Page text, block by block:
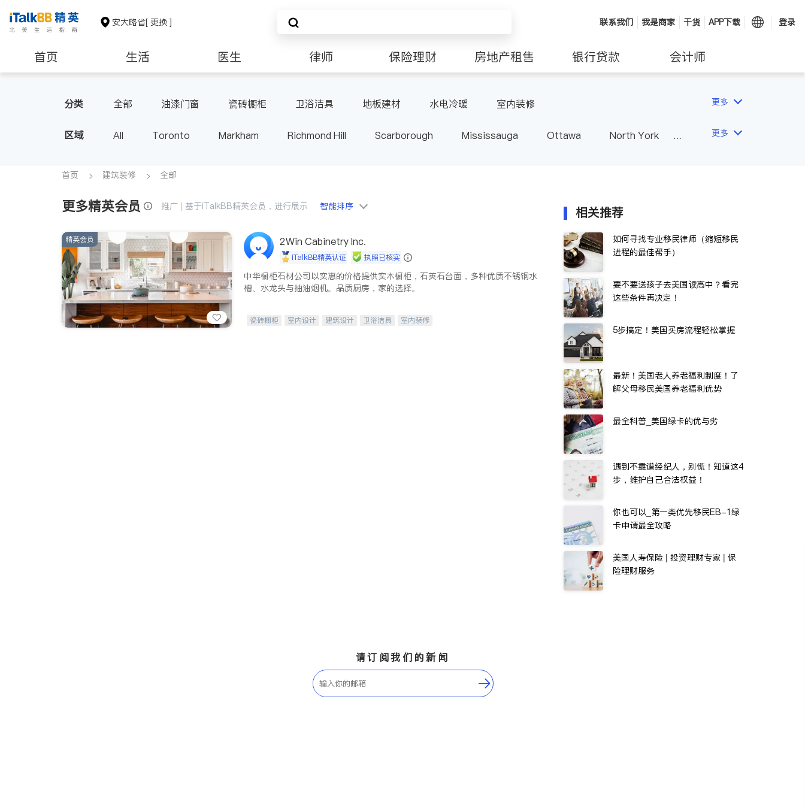
安大略省[ 更换 ] 联系我们 我是商家 干货 APP下载 登录
首页 生活 医生 律师 保险理财 房地产租售 银行贷款 会计师
分类 全部 油漆门窗 瓷砖橱柜 卫浴洁具 地板建材 水电冷暖 室内装修 更多
区域 All Toronto Markham Richmond Hill Scarborough Mississauga Ottawa
North York
Aurora
Stouffville
更多
首页 建筑装修 全部
更多精英会员 推广 | 基于iTalkBB精英会员，进行展示 智能排序
精英会员 2Win Cabinetry Inc.
iTalkBB精英认证 执照已核实
中华橱柜石材公司以实惠的价格提供实木橱柜，石英石台面，多种优质不锈钢水
槽、水龙头与抽油烟机。品质厨房，家的选择。
瓷砖橱柜 室内设计 建筑设计 卫浴洁具 室内装修
相关推荐
如何寻找专业移民律师（缩短移民
进程的最佳帮手）
要不要送孩子去美国读高中？看完
这些条件再决定！
5步搞定！美国买房流程轻松掌握
最新！美国老人养老福利制度！了
解父母移民美国养老福利优势
最全科普_美国绿卡的优与劣
遇到不靠谱经纪人，别慌！知道这4
步，维护自己合法权益！
你也可以_第一类优先移民EB-1绿
卡申请最全攻略
美国人寿保险 | 投资理财专家 | 保
险理财服务
请订阅我们的新闻